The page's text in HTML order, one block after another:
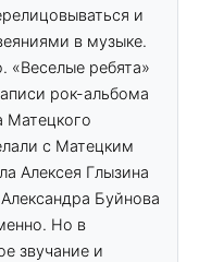
и
в музыке.
«Веселые ребята»
рок-альбома
Матецкого
с Матецким
Алексея Глызина
Буйнова
Но в
звучание и